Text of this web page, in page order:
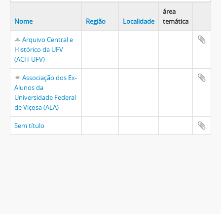
Nome Região Localidade
área
temática
Arquivo Central e
Histórico da UFV
(ACH-UFV)
Associação dos Ex-
Alunos da
Universidade Federal
de Viçosa (AEA)
Sem título